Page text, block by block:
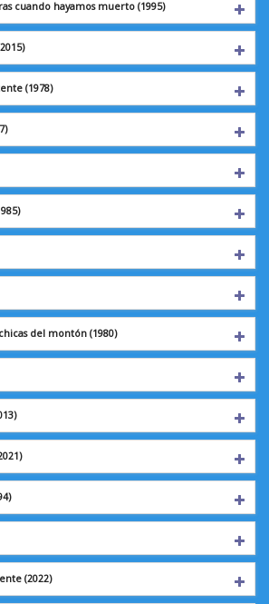
cuando hayamos muerto (1995)
(1978)
del montón (1980)
(2022)